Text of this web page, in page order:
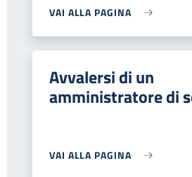
VAI ALLA PAGINA
Avvalersi di un
amministratore di
VAI ALLA PAGINA